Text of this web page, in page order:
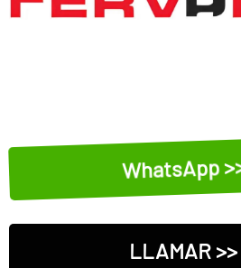
WhatsApp
LLAMAR >>